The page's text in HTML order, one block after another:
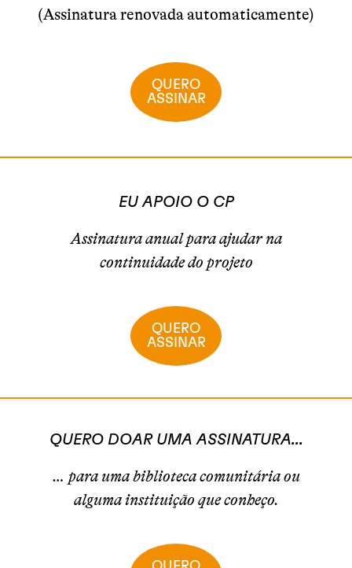
(Assinatura renovada automaticamente)
QUERO
ASSINAR
EU APOIO O CP
Assinatura anual para ajudar na
continuidade do projeto
QUERO
ASSINAR
QUERO DOAR UMA ASSINATURA...
… para uma biblioteca comunitária ou
alguma instituição que conheço.